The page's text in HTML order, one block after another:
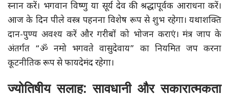
स्नान करें। भगवान विष्णु या सूर्य देव की श्रद्धापूर्वक आराधना करें।
आज के दिन पीले वस्त्र पहनना विशेष रूप से शुभ रहेगा। यथाशक्ति
दान-पुण्य अवश्य करें और गरीबों को भोजन कराएं। मंत्र जाप के
अंतर्गत “ॐ नमो भगवते वासुदेवाय” का नियमित जप करना
कूटनीतिक रूप से फायदेमंद रहेगा।
ज्योतिषीय सलाह: सावधानी और सकारात्मकता